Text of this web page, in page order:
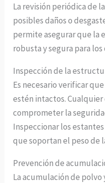
La revisión periódica de
posibles daños o
permite asegurar que la
robusta y segura para
Inspección de la
Es necesario verificar
estén intactos.
comprometer la
Inspeccionar los
que soportan el peso de
Prevención de
La acumulación de polvo